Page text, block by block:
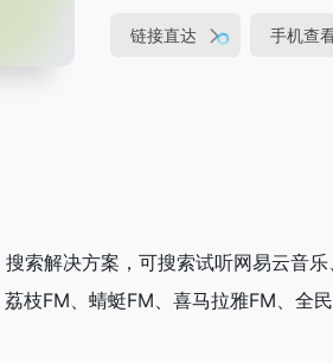
链接直达 手机查
搜索解决方案，可搜索试听网易云音
枝FM、蜻蜓FM、喜马拉雅FM、全